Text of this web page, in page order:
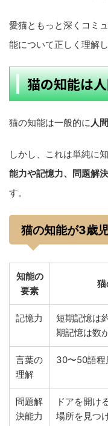
愛猫ともっと深くコミ
能について正しく理解
猫の知能は
猫の知能は一般的に 人
しかし、これは単純に
能力や記憶力、問題解
す。
猫の知能が3歳
知能の
要素
猫
記憶力
短期記憶は
期記憶は数
言葉の
理解
30〜50語程
問題解
決能力
ドアを開け
場所を見つ